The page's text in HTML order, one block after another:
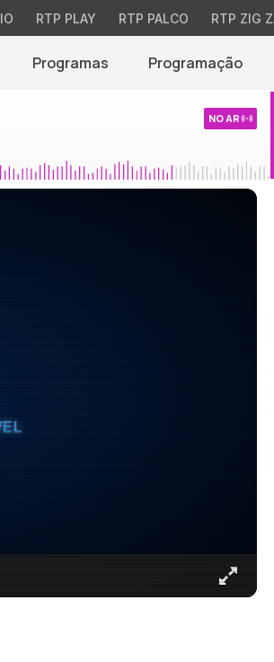
RTP PLAY RTP PALCO RTP ZIG
Programas Programação
NO AR